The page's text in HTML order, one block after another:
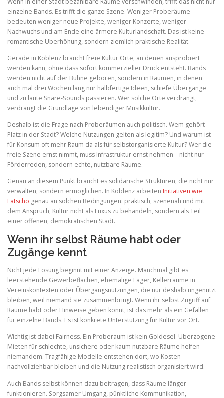
einzelne Bands. Es trifft die ganze Szene. Weniger Proberäume
bedeuten weniger neue Projekte, weniger Konzerte, weniger
Nachwuchs und am Ende eine ärmere Kulturlandschaft. Das ist keine
romantische Überhöhung, sondern ziemlich praktische Realität.
Gerade in Koblenz braucht freie Kultur Orte, an denen ausprobiert
werden kann, ohne dass sofort kommerzieller Druck entsteht. Bands
werden nicht auf der Bühne geboren, sondern in Räumen, in denen
auch mal drei Wochen lang nur halbfertige Ideen, schiefe Übergänge
und zu laute Snare-Sounds passieren. Wer solche Orte verdrängt,
verdrängt die Grundlage von lebendiger Musikkultur.
Deshalb ist die Frage nach Proberäumen auch politisch. Wem gehört
Platz in der Stadt? Welche Nutzungen gelten als legitim? Und warum ist
für Konsum oft mehr Raum da als für selbstorganisierte Kultur? Wer die
freie Szene ernst nimmt, muss Infrastruktur ernst nehmen – nicht nur
Förderreden, sondern echte, nutzbare Räume.
Genau an diesem Punkt braucht es solidarische Strukturen, die nicht nur
verwalten, sondern ermöglichen. In Koblenz arbeiten Initiativen wie
Latscho genau an solchen Bedingungen: praktisch, szenenah und mit
dem Anspruch, Kultur nicht als Luxus zu behandeln, sondern als Teil
einer offenen, demokratischen Stadt.
Wenn ihr selbst Räume habt oder
Zugänge kennt
Nicht jede Lösung beginnt mit einer Anzeige. Manchmal gibt es
leerstehende Gewerbeflächen, ehemalige Lager, Kellerräume in
Vereinskontexten oder Übergangsnutzungen, die nur deshalb ungenutzt
bleiben, weil niemand sie zusammenbringt. Wenn ihr selbst Zugriff auf
Räume habt oder Hinweise geben könnt, ist das mehr als ein Gefallen
für einzelne Bands. Es ist konkrete Unterstützung für Kultur vor Ort.
Wichtig ist dabei Fairness. Ein Proberaum ist kein Goldesel. Überzogene
Mieten für schlechte, unsichere oder kaum nutzbare Räume helfen
niemandem. Tragfähige Modelle entstehen dort, wo Kosten
nachvollziehbar bleiben und die Nutzung realistisch organisiert wird.
Auch Bands selbst können dazu beitragen, dass Räume länger
funktionieren. Sorgsamer Umgang, pünktliche Kommunikation,